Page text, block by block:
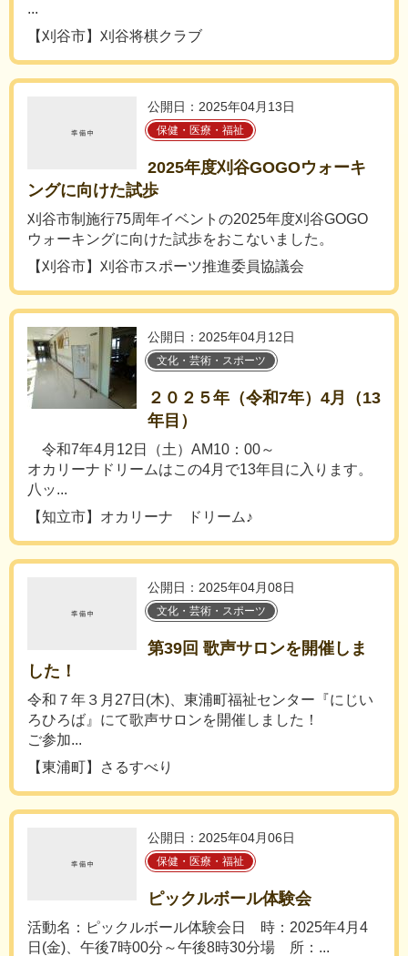
...
【刈谷市】刈谷将棋クラブ
公開日：2025年04月13日
保健・医療・福祉
2025年度刈谷GOGOウォーキ
ングに向けた試歩
刈谷市制施行75周年イベントの2025年度刈谷GOGO
ウォーキングに向けた試歩をおこないました。
【刈谷市】刈谷市スポーツ推進委員協議会
公開日：2025年04月12日
文化・芸術・スポーツ
２０２５年（令和7年）4月（13
年目）
令和7年4月12日（土）AM10：00～
オカリーナドリームはこの4月で13年目に入ります。
八ッ...
【知立市】オカリーナ ドリーム♪
公開日：2025年04月08日
文化・芸術・スポーツ
第39回 歌声サロンを開催しま
した！
令和７年３月27日(木)、東浦町福祉センター『にじい
ろひろば』にて歌声サロンを開催しました！
ご参加...
【東浦町】さるすべり
公開日：2025年04月06日
保健・医療・福祉
ピックルボール体験会
活動名：ピックルボール体験会日 時：2025年4月4
日(金)、午後7時00分～午後8時30分場 所：...